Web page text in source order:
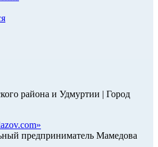
района и Удмуртии | Город
»
предприниматель Мамедова